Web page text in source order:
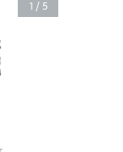
1 / 5